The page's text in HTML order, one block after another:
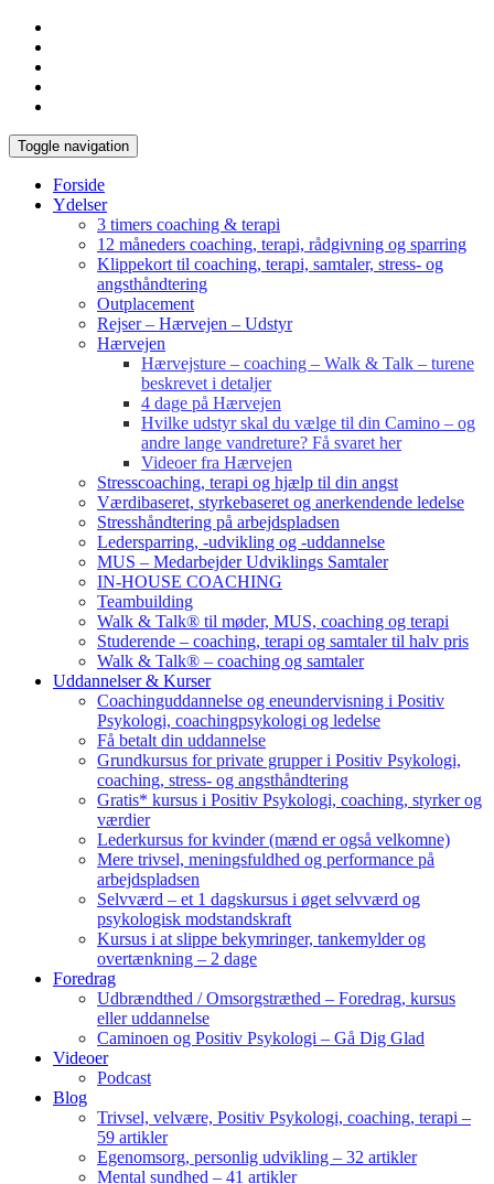
Toggle navigation
Forside
Ydelser
3 timers coaching & terapi
12 måneders coaching, terapi, rådgivning og sparring
Klippekort til coaching, terapi, samtaler, stress- og
angsthåndtering
Outplacement
Rejser – Hærvejen – Udstyr
Hærvejen
Hærvejsture – coaching – Walk & Talk – turene
beskrevet i detaljer
4 dage på Hærvejen
Hvilke udstyr skal du vælge til din Camino – og
andre lange vandreture? Få svaret her
Videoer fra Hærvejen
Stresscoaching, terapi og hjælp til din angst
Værdibaseret, styrkebaseret og anerkendende ledelse
Stresshåndtering på arbejdspladsen
Ledersparring, -udvikling og -uddannelse
MUS – Medarbejder Udviklings Samtaler
IN-HOUSE COACHING
Teambuilding
Walk & Talk® til møder, MUS, coaching og terapi
Studerende – coaching, terapi og samtaler til halv pris
Walk & Talk® – coaching og samtaler
Uddannelser & Kurser
Coachinguddannelse og eneundervisning i Positiv
Psykologi, coachingpsykologi og ledelse
Få betalt din uddannelse
Grundkursus for private grupper i Positiv Psykologi,
coaching, stress- og angsthåndtering
Gratis* kursus i Positiv Psykologi, coaching, styrker og
værdier
Lederkursus for kvinder (mænd er også velkomne)
Mere trivsel, meningsfuldhed og performance på
arbejdspladsen
Selvværd – et 1 dagskursus i øget selvværd og
psykologisk modstandskraft
Kursus i at slippe bekymringer, tankemylder og
overtænkning – 2 dage
Foredrag
Udbrændthed / Omsorgstræthed – Foredrag, kursus
eller uddannelse
Caminoen og Positiv Psykologi – Gå Dig Glad
Videoer
Podcast
Blog
Trivsel, velvære, Positiv Psykologi, coaching, terapi –
59 artikler
Egenomsorg, personlig udvikling – 32 artikler
Mental sundhed – 41 artikler